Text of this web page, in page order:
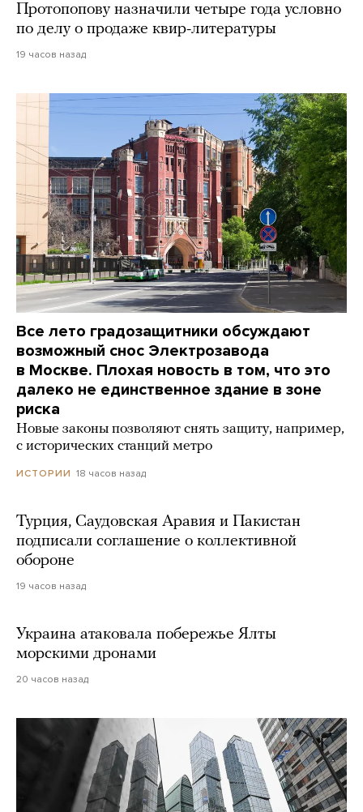
Протопопову назначили четыре года условно
по делу о продаже квир-литературы
19 часов назад
Все лето градозащитники обсуждают
возможный снос Электрозавода
в Москве. Плохая новость в том, что это
далеко не единственное здание в зоне
риска
Новые законы позволяют снять защиту, например,
с исторических станций метро
ИСТОРИИ 18 часов назад
Турция, Саудовская Аравия и Пакистан
подписали соглашение о коллективной
обороне
19 часов назад
Украина атаковала побережье Ялты
морскими дронами
20 часов назад